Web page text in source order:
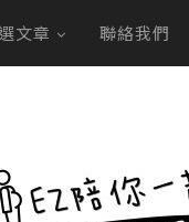
文章 聯絡我們